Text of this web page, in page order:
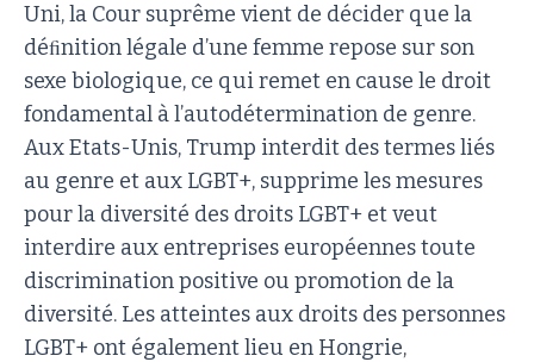
Uni, la Cour suprême vient de décider que la
déﬁnition légale d’une femme repose sur son
sexe biologique, ce qui remet en cause le droit
fondamental à l’autodétermination de genre.
Aux Etats-Unis, Trump interdit des termes liés
au genre et aux LGBT+, supprime les mesures
pour la diversité des droits LGBT+ et veut
interdire aux entreprises européennes toute
discrimination positive ou promotion de la
diversité. Les atteintes aux droits des personnes
LGBT+ ont également lieu en Hongrie,